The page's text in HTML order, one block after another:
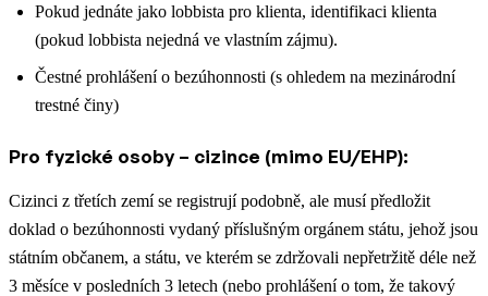
Pokud jednáte jako lobbista pro klienta, identifikaci klienta
(pokud lobbista nejedná ve vlastním zájmu).
Čestné prohlášení o bezúhonnosti (s ohledem na mezinárodní
trestné činy)
Pro fyzické osoby – cizince (mimo EU/EHP):
Cizinci z třetích zemí se registrují podobně, ale musí předložit
doklad o bezúhonnosti vydaný příslušným orgánem státu, jehož jsou
státním občanem, a státu, ve kterém se zdržovali nepřetržitě déle než
3 měsíce v posledních 3 letech (nebo prohlášení o tom, že takový